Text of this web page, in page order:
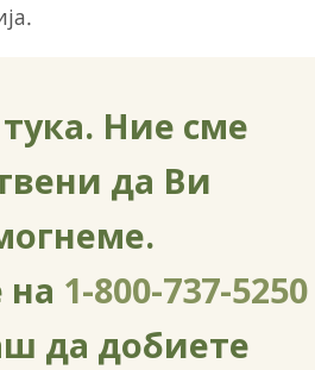
Ние сме
да Ви
на 1-800-737-5250
да добиете